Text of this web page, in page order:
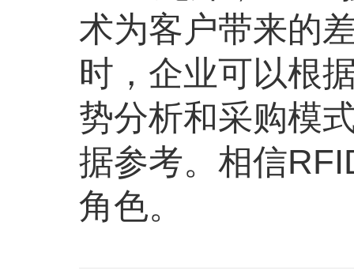
术为客户带来的
时，企业可以根
势分析和采购模
据参考。相信
角色。